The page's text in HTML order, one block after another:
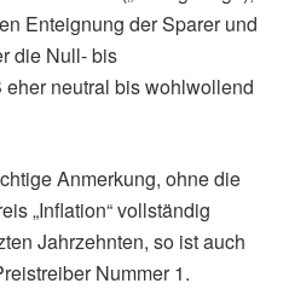
Enteignung der Sparer und
die Null- bis
neutral bis wohlwollend
Anmerkung, ohne die
„Inflation“ vollständig
Jahrzehnten, so ist auch
Nummer 1.